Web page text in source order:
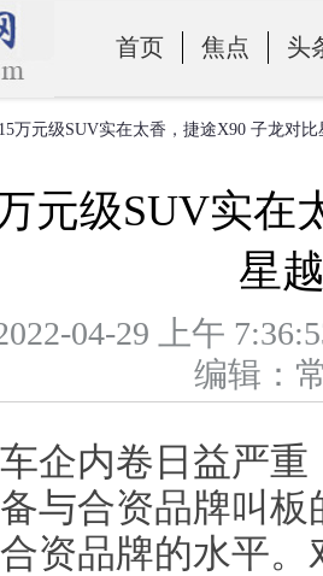
首页 焦点 头
零部件
万元级SUV实在太香，捷途X90 子龙对
元级SUV实在
星
04-29 上午
编辑
企内卷日益严
与合资品牌叫
资品牌的水平